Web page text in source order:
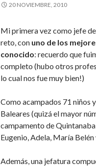
20 NOVIEMBRE, 2010
Mi primera vez como jefe
reto, con uno de los
conocido: recuerdo que
completo (hubo otros
lo cual nos fue muy bien!)
Como acampados 71 niños
Baleares (quizá el mayor
campamento de
Eugenio, Adela, María Belén
Además, una jefatura